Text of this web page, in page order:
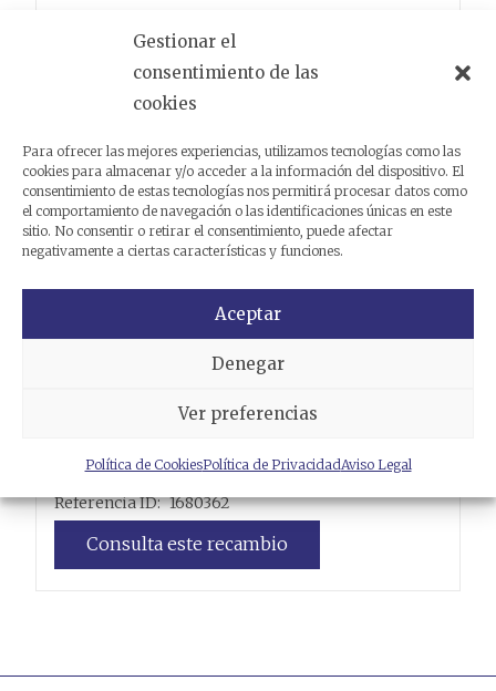
Gestionar el
consentimiento de las
cookies
Para ofrecer las mejores experiencias, utilizamos tecnologías como las
cookies para almacenar y/o acceder a la información del dispositivo. El
consentimiento de estas tecnologías nos permitirá procesar datos como
el comportamiento de navegación o las identificaciones únicas en este
sitio. No consentir o retirar el consentimiento, puede afectar
negativamente a ciertas características y funciones.
Aceptar
Denegar
Ver preferencias
Política de CookiesPolítica de PrivacidadAviso Legal
YAMAHAD'ELIGHT 125
Referencia ID: 1680362
Consulta este recambio